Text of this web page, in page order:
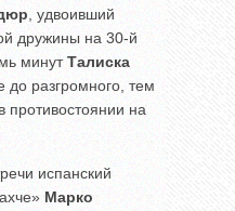
, удвоивший
дружины на 30-й
минутТалиска
до разгромного, тем
на
испанский
Марко